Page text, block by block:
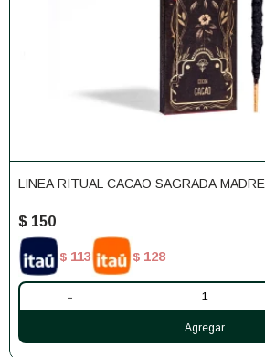
LINEA RITUAL CACAO SAGRADA MADRE
$ 150
$ 113 $ 128
-